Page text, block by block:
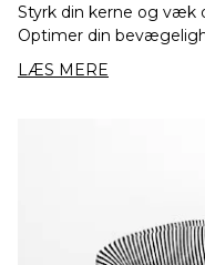
Styrk din kerne og væk
Optimer din
LÆS MERE